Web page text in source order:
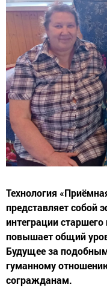
Технология
представляет собой
интеграции
повышает общий
Будущее за
гуманному
согражданам.